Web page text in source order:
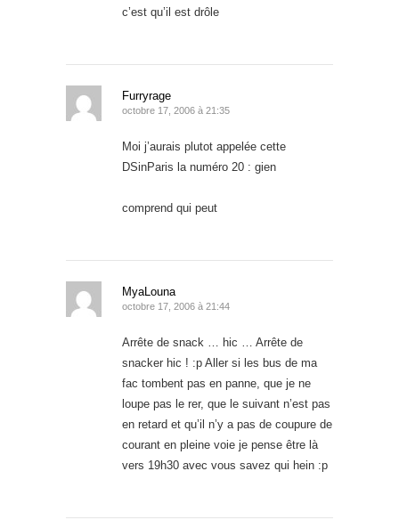
c’est qu’il est drôle
Furryrage
octobre 17, 2006 à 21:35
Moi j’aurais plutot appelée cette
DSinParis la numéro 20 : gien
comprend qui peut
MyaLouna
octobre 17, 2006 à 21:44
Arrête de snack … hic … Arrête de
snacker hic ! :p Aller si les bus de ma
fac tombent pas en panne, que je ne
loupe pas le rer, que le suivant n’est pas
en retard et qu’il n’y a pas de coupure de
courant en pleine voie je pense être là
vers 19h30 avec vous savez qui hein :p